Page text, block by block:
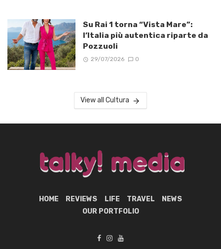
Su Rai 1 torna “Vista Mare”:
l’Italia più autentica riparte da
Pozzuoli
29/07/2026 0
View all Cultura
HOME REVIEWS LIFE TRAVEL
NEWS
OUR PORTFOLIO